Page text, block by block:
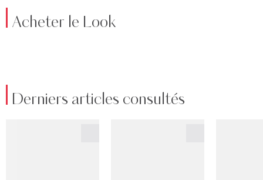
Acheter le Look
Derniers articles consultés